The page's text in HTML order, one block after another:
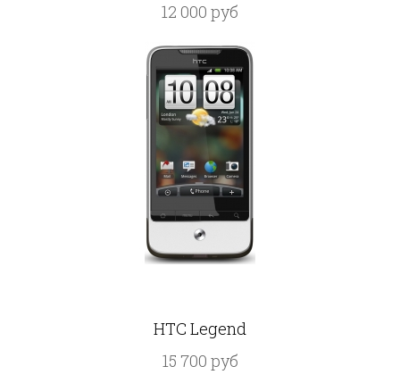
12 000 руб
HTC Legend
15 700 руб